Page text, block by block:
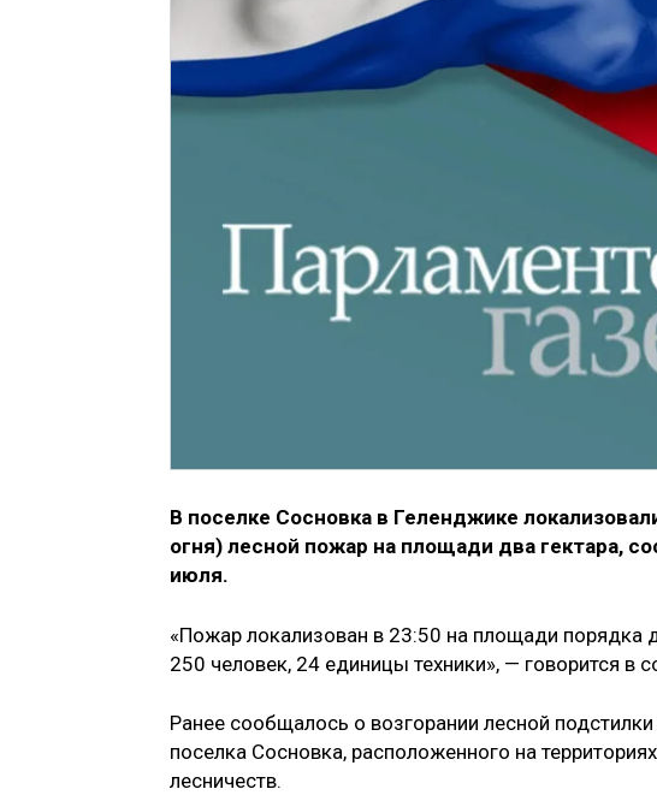
В поселке Сосновка в Геленджике
огня) лесной пожар на площади два гектара,
июля.
«Пожар локализован в 23:50 на площади порядка
250 человек, 24 единицы техники», — говорится в
Ранее сообщалось о возгорании лесной
поселка Сосновка, расположенного на
лесничеств.